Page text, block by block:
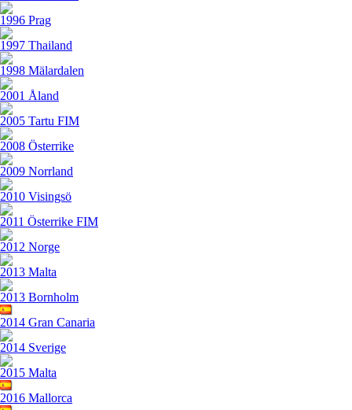
1996 Prag
1997 Thailand
1998 Mälardalen
2001 Åland
2005 Tartu FIM
2008 Österrike
2009 Norrland
2010 Visingsö
2011 Österrike FIM
2012 Norge
2013 Malta
2013 Bornholm
2014 Gran Canaria
2014 Sverige
2015 Malta
2016 Mallorca